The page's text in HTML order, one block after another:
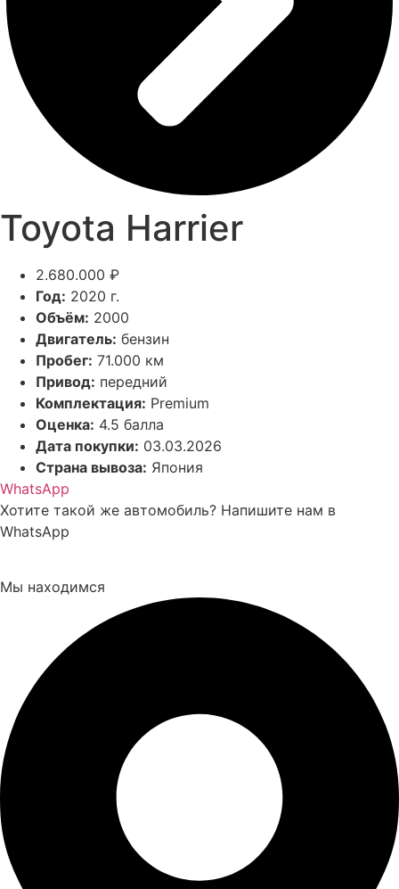
Toyota Harrier
2.680.000 ₽
Год: 2020 г.
Объём: 2000
Двигатель: бензин
Пробег: 71.000 км
Привод: передний
Комплектация: Premium
Оценка: 4.5 балла
Дата покупки: 03.03.2026
Страна вывоза: Япония
WhatsApp
Хотите такой же автомобиль? Напишите нам в
WhatsApp
Мы находимся